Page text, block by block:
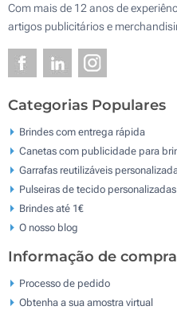
Com mais de 12 anos de
artigos publicitários e
Categorias Populares
Brindes com entrega rápida
Canetas com publicidade para
Garrafas reutilizáveis
Pulseiras de tecido personalizadas
Brindes até 1€
O nosso blog
Informação de compra
Processo de pedido
Obtenha a sua amostra virtual